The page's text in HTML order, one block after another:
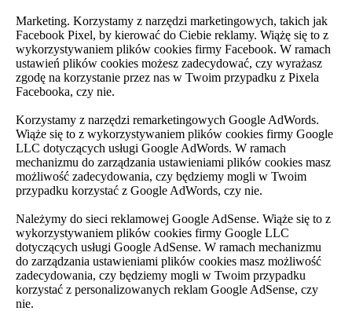
Marketing. Korzystamy z narzędzi marketingowych, takich jak
Facebook Pixel, by kierować do Ciebie reklamy. Wiążę się to z
wykorzystywaniem plików cookies firmy Facebook. W ramach
ustawień plików cookies możesz zadecydować, czy wyrażasz
zgodę na korzystanie przez nas w Twoim przypadku z Pixela
Facebooka, czy nie.
Korzystamy z narzędzi remarketingowych Google AdWords.
Wiąże się to z wykorzystywaniem plików cookies firmy Google
LLC dotyczących usługi Google AdWords. W ramach
mechanizmu do zarządzania ustawieniami plików cookies masz
możliwość zadecydowania, czy będziemy mogli w Twoim
przypadku korzystać z Google AdWords, czy nie.
Należymy do sieci reklamowej Google AdSense. Wiąże się to z
wykorzystywaniem plików cookies firmy Google LLC
dotyczących usługi Google AdSense. W ramach mechanizmu
do zarządzania ustawieniami plików cookies masz możliwość
zadecydowania, czy będziemy mogli w Twoim przypadku
korzystać z personalizowanych reklam Google AdSense, czy
nie.